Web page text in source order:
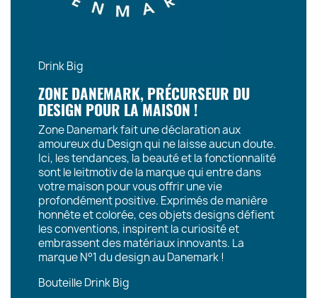
Drink Big
ZONE DANEMARK, PRÉCURSEUR DU
DESIGN POUR LA MAISON !
Zone Danemark fait une déclaration aux
amoureux du Design qui ne laisse aucun doute.
Ici, les tendances, la beauté et la fonctionnalité
sont le leitmotiv de la marque qui entre dans
votre maison pour vous offrir une vie
profondément positive. Exprimés de manière
honnête et colorée, ces objets designs défient
les conventions, inspirent la curiosité et
embrassent des matériaux innovants. La
marque N°1 du design au Danemark !
Bouteille Drink Big